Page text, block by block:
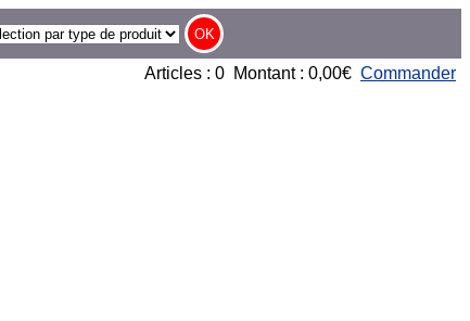
Articles : 0 Montant : 0,00€ Commander